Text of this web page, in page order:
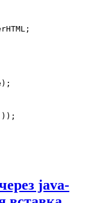
java-